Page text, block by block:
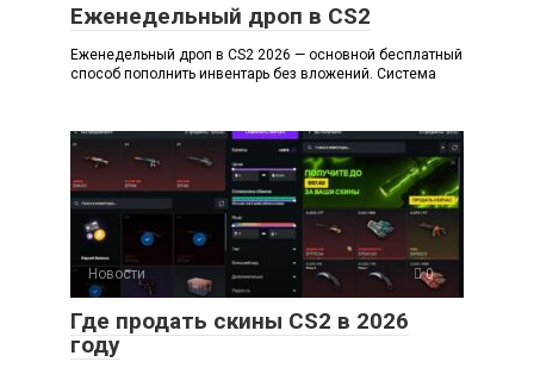
Еженедельный дроп в CS2
Еженедельный дроп в CS2 2026 — основной бесплатный
способ пополнить инвентарь без вложений. Система
Новости 0
Где продать скины CS2 в 2026
году